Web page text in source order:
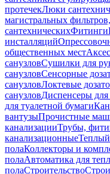
протечекЛюки
магистральных
сантехническихФитинги
инсталляций
общественных мест
санузловСушилки для
санузловСенсорные
санузловЛоктевые
санузловДиспенсеры
для туалетной бумаги
вантузыПрочистные
канализацииТрубы,
канализационные
полаКоллекторы и
полаАвтоматика для
полаСтроительство